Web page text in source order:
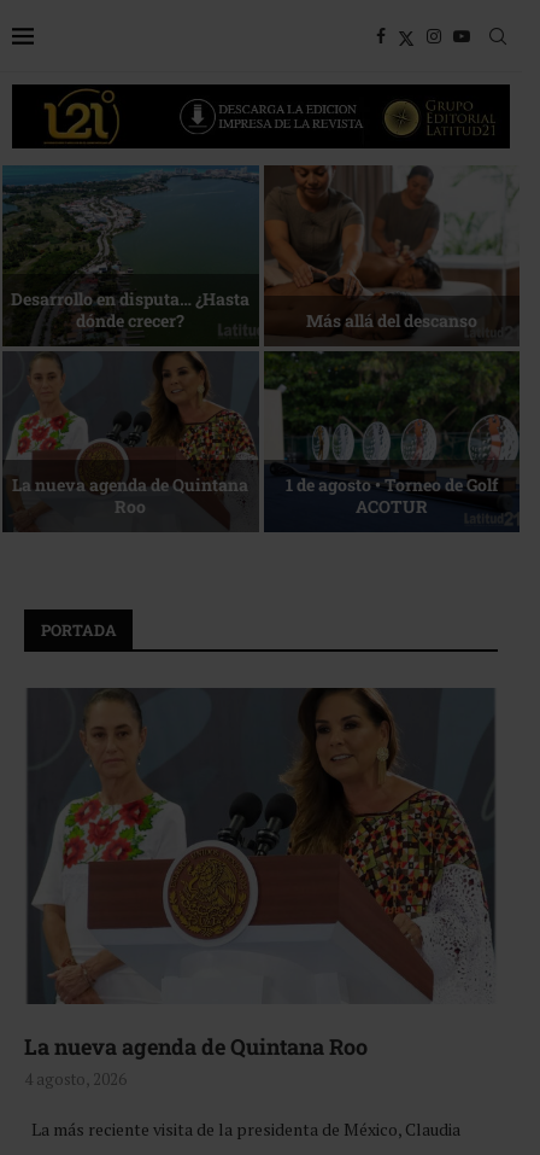
Bottega, un viaje servido a la
mesa
Energía que Impulsa la
competitividad
Reconocimiento de viajeros La esencia del servicio
PORTADA
La nueva agenda de Quintana Roo
4 agosto, 2026
La más reciente visita de la presidenta de México, Claudia